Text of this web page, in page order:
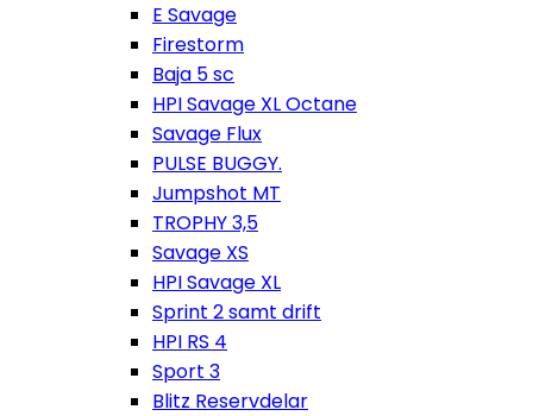
E Savage
Firestorm
Baja 5 sc
HPI Savage XL Octane
Savage Flux
PULSE BUGGY.
Jumpshot MT
TROPHY 3,5
Savage XS
HPI Savage XL
Sprint 2 samt drift
HPI RS 4
Sport 3
Blitz Reservdelar